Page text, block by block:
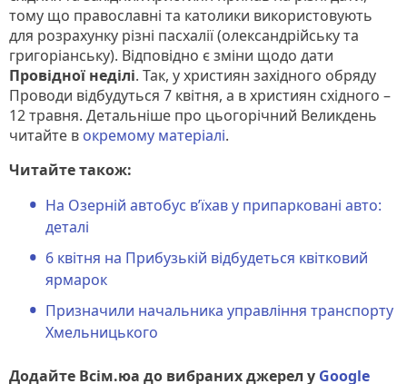
тому що православні та католики використовують
для розрахунку різні пасхалії (олександрійську та
григоріанську). Відповідно є зміни щодо дати
Провідної неділі. Так, у християн західного обряду
Проводи відбудуться 7 квітня, а в християн східного –
12 травня. Детальніше про цьогорічний Великдень
читайте в окремому матеріалі.
Читайте також:
На Озерній автобус в’їхав у припарковані авто:
деталі
6 квітня на Прибузькій відбудеться квітковий
ярмарок
Призначили начальника управління транспорту
Хмельницького
Додайте Всім.юа до вибраних джерел у Google